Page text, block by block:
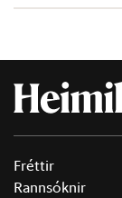
Fréttir
Rannsóknir